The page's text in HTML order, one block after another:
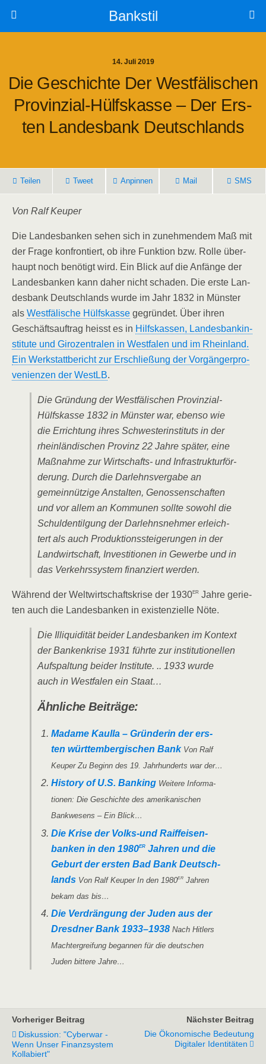
Bankstil
14. Juli 2019
Die Geschich­te Der West­fä­li­schen
Pro­vin­zi­al-Hülfs­kas­se – Der Ers­
Ten Lan­des­bank Deutschlands
Tei­len Tweet Anpin­nen Mail SMS
Von Ralf Keuper
Die Lan­des­ban­ken sehen sich in zuneh­men­dem Maß mit
der Fra­ge kon­fron­tiert, ob ihre Funk­ti­on bzw. Rol­le über­
haupt noch benö­tigt wird. Ein Blick auf die Anfän­ge der
Lan­des­ban­ken kann daher nicht scha­den. Die ers­te Lan­
des­bank Deutsch­lands wur­de im Jahr 1832 in Müns­ter
als West­fä­li­sche Hülfs­kas­se gegrün­det. Über ihren
Geschäfts­auf­trag heisst es in Hilfs­kas­sen, Lan­des­bank­in­
sti­tu­te und Giro­zen­tra­len in West­fa­len und im Rhein­land.
Ein Werk­statt­be­richt zur Erschlie­ßung der Vor­gän­ger­pro­
ve­ni­en­zen der WestLB.
Die Grün­dung der West­fä­li­schen Pro­vin­zi­al-
Hülfs­kas­se 1832 in Müns­ter war, eben­so wie
die Errich­tung ihres Schwes­ter­in­sti­tuts in der
rhein­län­di­schen Pro­vinz 22 Jah­re spä­ter, eine
Maß­nah­me zur Wirt­schafts- und Infra­struk­tur­för­
de­rung. Durch die Dar­lehns­ver­ga­be an
gemein­nüt­zi­ge Anstal­ten, Genos­sen­schaf­ten
und vor allem an Kom­mu­nen soll­te sowohl die
Schul­den­til­gung der Dar­lehns­neh­mer erleich­
tert als auch Pro­duk­ti­ons­stei­ge­run­gen in der
Land­wirt­schaft, Inves­ti­tio­nen in Gewer­be und in
das Ver­kehrs­sys­tem finan­ziert werden.
Wäh­rend der Welt­wirt­schafts­kri­se der 1930er Jah­re gerie­
ten auch die Lan­des­ban­ken in exis­ten­zi­el­le Nöte.
Die Illi­qui­di­tät bei­der Lan­des­ban­ken im Kon­text
der Ban­ken­kri­se 1931 führ­te zur insti­tu­tio­nel­len
Auf­spal­tung bei­der Insti­tu­te. .. 1933 wur­de
auch in West­fa­len ein Staat…
Ähn­li­che Beiträge:
Madame Kaul­la – Grün­de­rin der ers­
ten würt­tem­ber­gi­schen Bank Von Ralf
Keu­per Zu Beginn des 19. Jahr­hun­derts war der…
Histo­ry of U.S. Ban­king Wei­te­re Infor­ma­
tio­nen: Die Geschich­te des ame­ri­ka­ni­schen
Bank­we­sens – Ein Blick…
Die Kri­se der Volks-und Raiff­ei­sen­
ban­ken in den 1980erJah­ren und die
Geburt der ers­ten Bad Bank Deutsch­
lands Von Ralf Keu­per In den 1980erJah­ren
bekam das bis…
Die Ver­drän­gung der Juden aus der
Dresd­ner Bank 1933–1938 Nach Hit­lers
Macht­er­grei­fung began­nen für die deut­schen
Juden bit­te­re Jahre…
Vorheriger Beitrag
Diskussion: "Cyberwar -
Wenn Unser Finanzsystem
Kollabiert"
Nächster Beitrag
Die Ökonomische Bedeutung
Digitaler Identitäten